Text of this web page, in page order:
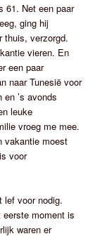
61. Net een paar
ging hij
thuis, verzorgd.
vieren. En
een paar
naar Tunesië voor
’s avonds
leuke
vroeg me mee.
vakantie moest
voor
lef voor nodig.
moment is
waren er